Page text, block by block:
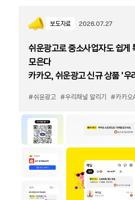
보도자료 2026.07.27
쉬운광고로 중소사업자도 쉽게
모은다
카카오, 쉬운광고 신규 상품 '
#쉬운광고 #우리채널 알리기 #카카오